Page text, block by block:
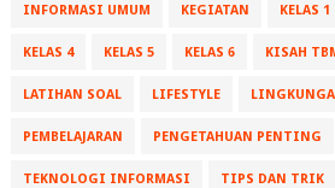
INFORMASI UMUM KEGIATAN KELAS 1
KELAS 4 KELAS 5 KELAS 6 KISAH
LATIHAN SOAL LIFESTYLE
PEMBELAJARAN PENGETAHUAN PENTING
TEKNOLOGI INFORMASI TIPS DAN TRIK